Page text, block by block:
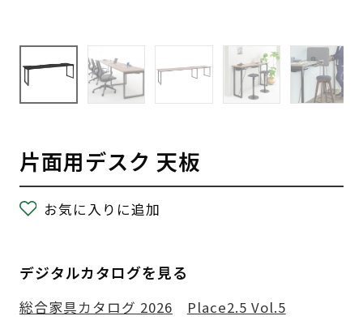
片面用デスク 天板
お気に入りに追加
デジタルカタログを見る
総合家具カタログ 2026 Place2.5 Vol.5